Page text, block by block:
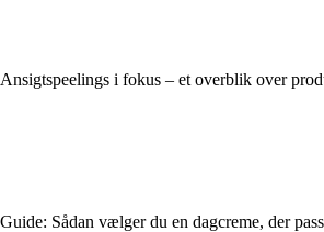
Ansigtspeelings i fokus – et overblik over
Guide: Sådan vælger du en dagcreme, der